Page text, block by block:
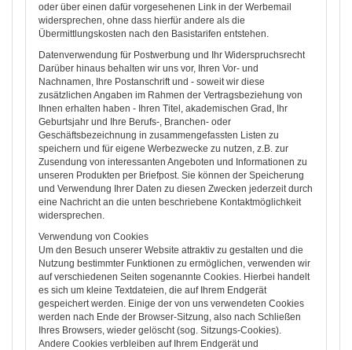
oder über einen dafür vorgesehenen Link in der Werbemail
widersprechen, ohne dass hierfür andere als die
Übermittlungskosten nach den Basistarifen entstehen.
Datenverwendung für Postwerbung und Ihr Widerspruchsrecht
Darüber hinaus behalten wir uns vor, Ihren Vor- und
Nachnamen, Ihre Postanschrift und - soweit wir diese
zusätzlichen Angaben im Rahmen der Vertragsbeziehung von
Ihnen erhalten haben - Ihren Titel, akademischen Grad, Ihr
Geburtsjahr und Ihre Berufs-, Branchen- oder
Geschäftsbezeichnung in zusammengefassten Listen zu
speichern und für eigene Werbezwecke zu nutzen, z.B. zur
Zusendung von interessanten Angeboten und Informationen zu
unseren Produkten per Briefpost. Sie können der Speicherung
und Verwendung Ihrer Daten zu diesen Zwecken jederzeit durch
eine Nachricht an die unten beschriebene Kontaktmöglichkeit
widersprechen.
Verwendung von Cookies
Um den Besuch unserer Website attraktiv zu gestalten und die
Nutzung bestimmter Funktionen zu ermöglichen, verwenden wir
auf verschiedenen Seiten sogenannte Cookies. Hierbei handelt
es sich um kleine Textdateien, die auf Ihrem Endgerät
gespeichert werden. Einige der von uns verwendeten Cookies
werden nach Ende der Browser-Sitzung, also nach Schließen
Ihres Browsers, wieder gelöscht (sog. Sitzungs-Cookies).
Andere Cookies verbleiben auf Ihrem Endgerät und